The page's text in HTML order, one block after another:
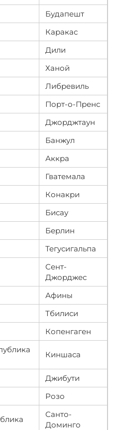
Будапешт
Каракас
Дили
Ханой
Либревиль
Порт-о-Пренс
Джорджтаун
Банжул
Аккра
Гватемала
Конакри
Бисау
Берлин
Тегусигальпа
Сент-
Джорджес
Афины
Тбилиси
Копенгаген
Киншаса
Джибути
Розо
Санто-
Доминго